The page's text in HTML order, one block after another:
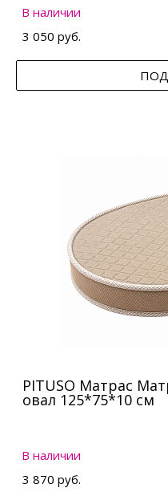
В наличии
3 050 руб.
PITUSO Матрас
овал 125*75*10 см
В наличии
3 870 руб.